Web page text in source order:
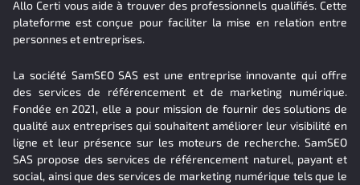
Allo Certi vous aide à trouver des professionnels qualifiés. Cette
plateforme est conçue pour faciliter la mise en relation entre
personnes et entreprises.
La société SamSEO SAS est une entreprise innovante qui offre
des services de référencement et de marketing numérique.
Fondée en 2021, elle a pour mission de fournir des solutions de
qualité aux entreprises qui souhaitent améliorer leur visibilité en
ligne et leur présence sur les moteurs de recherche. SamSEO
SAS propose des services de référencement naturel, payant et
social, ainsi que des services de marketing numérique tels que le